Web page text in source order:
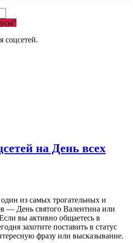
соцсетей.
на День всех
из самых трогательных и
— День святого Валентина или
вы активно общаетесь в
захотите поставить в статус
фразу или высказывание.